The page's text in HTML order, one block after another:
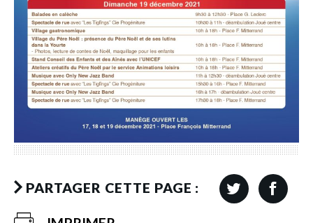
PARTAGER CETTE PAGE :